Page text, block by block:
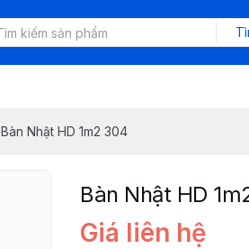
Bàn Nhật HD 1m2 304
Bàn Nhật HD
Giá liên hệ